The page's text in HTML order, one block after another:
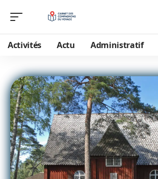
Activités Actu Administratif